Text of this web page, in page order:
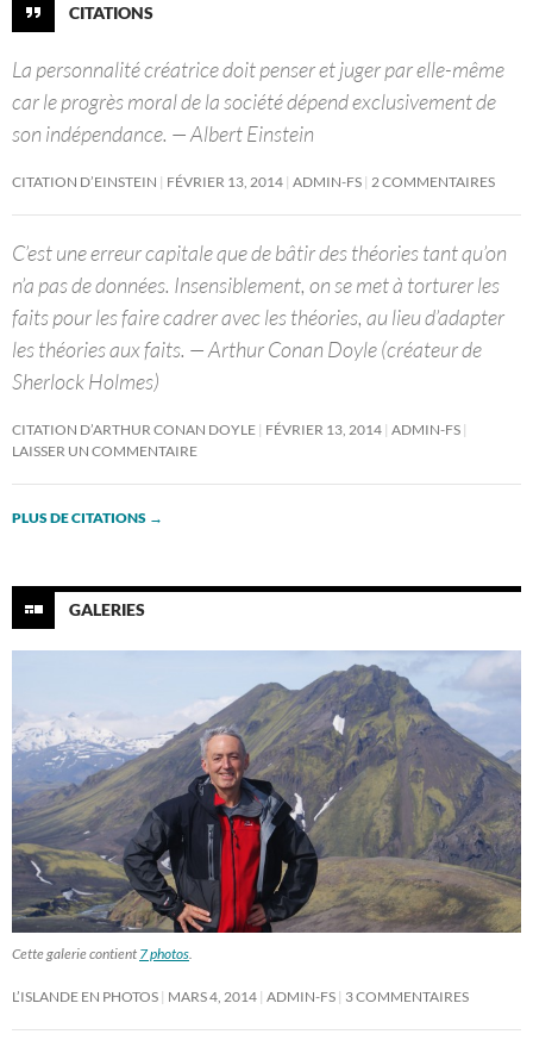
CITATIONS
La personnalité créatrice doit penser et juger par elle-même
car le progrès moral de la société dépend exclusivement de
son indépendance. — Albert Einstein
CITATION D’EINSTEIN FÉVRIER 13, 2014 ADMIN-FS 2 COMMENTAIRES
C’est une erreur capitale que de bâtir des théories tant qu’on
n’a pas de données. Insensiblement, on se met à torturer les
faits pour les faire cadrer avec les théories, au lieu d’adapter
les théories aux faits. — Arthur Conan Doyle (créateur de
Sherlock Holmes)
CITATION D’ARTHUR CONAN DOYLE FÉVRIER 13, 2014 ADMIN-FS
LAISSER UN COMMENTAIRE
PLUS DE CITATIONS →
GALERIES
Cette galerie contient 7 photos.
L’ISLANDE EN PHOTOS MARS 4, 2014 ADMIN-FS 3 COMMENTAIRES